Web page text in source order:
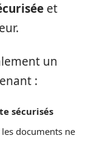
et
un
:
sécurisés
documents ne